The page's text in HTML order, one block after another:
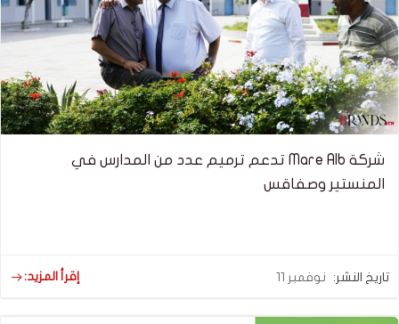
شركة Mare Alb تدعم ترميم عدد من المدارس في
المنستير وصفاقس
تاريخ النشر: نوفمبر 11 إقرأ المزيد: